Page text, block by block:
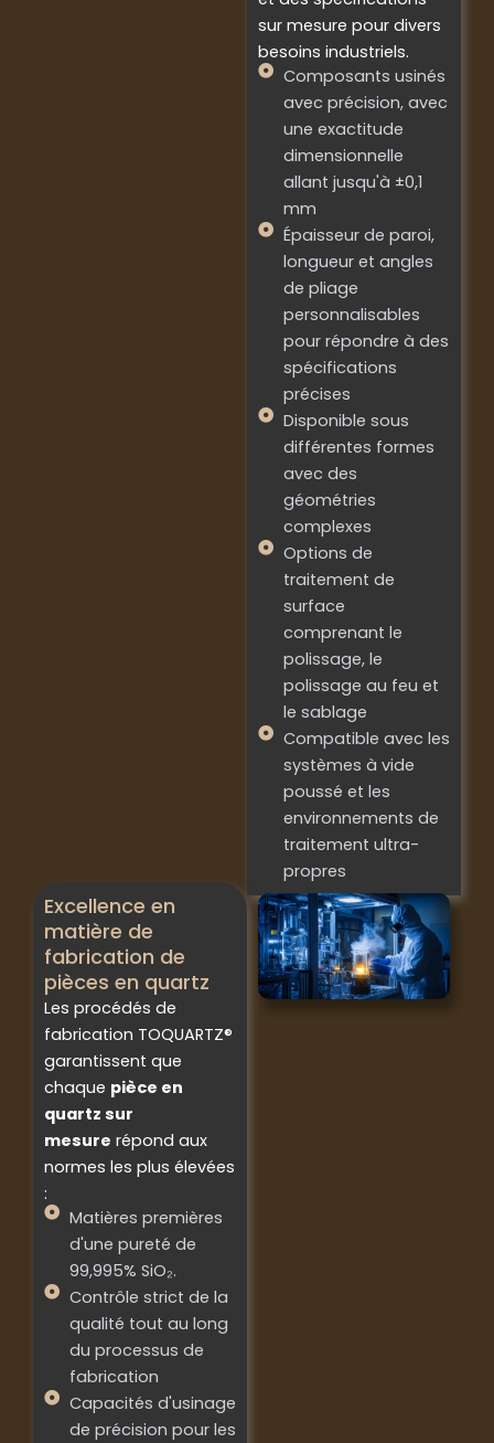
sur mesure pour divers
besoins industriels.
Composants usinés
avec précision, avec
une exactitude
dimensionnelle
allant jusqu'à ±0,1
mm
Épaisseur de paroi,
longueur et angles
de pliage
personnalisables
pour répondre à des
spécifications
précises
Disponible sous
différentes formes
avec des
géométries
complexes
Options de
traitement de
surface
comprenant le
polissage, le
polissage au feu et
le sablage
Compatible avec les
systèmes à vide
poussé et les
environnements de
traitement ultra-
propres
Excellence en
matière de
fabrication de
pièces en quartz
Les procédés de
fabrication TOQUARTZ®
garantissent que
chaque pièce en
quartz sur
mesure répond aux
normes les plus élevées
:
Matières premières
d'une pureté de
99,995% SiO₂.
Contrôle strict de la
qualité tout au long
du processus de
fabrication
Capacités d'usinage
de précision pour les